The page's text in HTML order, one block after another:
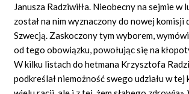
Janusza Radziwiłła. Nieobecny na sejmie w
został na nim wyznaczony do nowej
Szwecją. Zaskoczony tym wyborem,
od tego obowiązku, powołując się na
W kilku listach do hetmana Krzysztofa
podkreślał niemożność swego udziału w tej